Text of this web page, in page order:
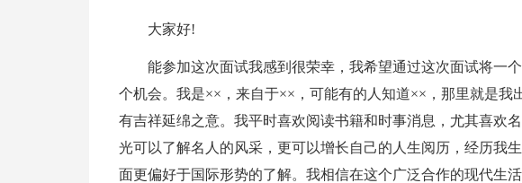
大家好!
能参加这次面试我感到很荣幸，我希望通过这次面试将一
个机会。我是××，来自于××，可能有的人知道××，那里就是我
有吉祥延绵之意。我平时喜欢阅读书籍和时事消息，尤其喜欢
光可以了解名人的风采，更可以增长自己的人生阅历，经历我
面更偏好于国际形势的了解。我相信在这个广泛合作的现代生